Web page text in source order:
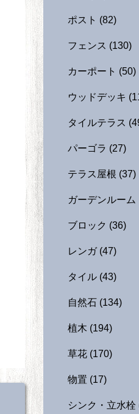
ポスト (82)
フェンス (130)
カーポート (50)
ウッドデッキ
タイルテラス
パーゴラ (27)
テラス屋根 (37)
ガーデンルー
ブロック (36)
レンガ (47)
タイル (43)
自然石 (134)
植木 (194)
草花 (170)
物置 (17)
シンク・立水栓